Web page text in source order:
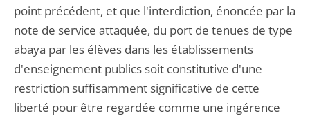
point précédent, et que l'interdiction, énoncée par la
note de service attaquée, du port de tenues de type
abaya par les élèves dans les établissements
d'enseignement publics soit constitutive d'une
restriction suffisamment significative de cette
liberté pour être regardée comme une ingérence